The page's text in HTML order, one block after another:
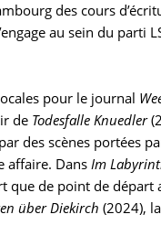
des cours
au sein du parti
pour le journal
de Todesfalle Knuedler
des scènes portées
affaire. Dans Im
que de point de
über Diekirch (2024),